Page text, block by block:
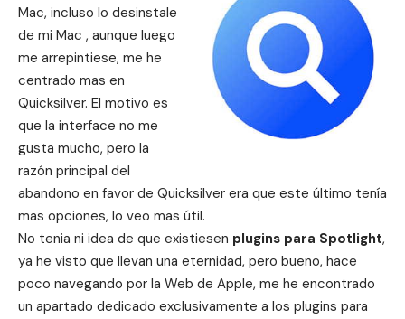
Mac, incluso lo desinstale
de mi Mac , aunque luego
me arrepintiese, me he
centrado mas en
Quicksilver. El motivo es
que la interface no me
gusta mucho, pero la
razón principal del
abandono en favor de Quicksilver era que este último tenía
mas opciones, lo veo mas útil.
No tenia ni idea de que existiesen plugins para Spotlight,
ya he visto que llevan una eternidad, pero bueno, hace
poco navegando por la Web de Apple, me he encontrado
un apartado dedicado exclusivamente a los plugins para